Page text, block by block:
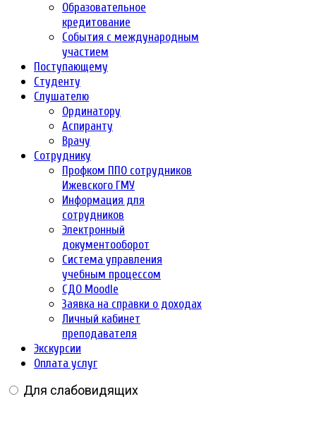
Образовательное
кредитование
События с международным
участием
Поступающему
Студенту
Слушателю
Ординатору
Аспиранту
Врачу
Сотруднику
Профком ППО сотрудников
Ижевского ГМУ
Информация для
сотрудников
Электронный
документооборот
Система управления
учебным процессом
СДО Moodle
Заявка на справки о доходах
Личный кабинет
преподавателя
Экскурсии
Оплата услуг
Для слабовидящих